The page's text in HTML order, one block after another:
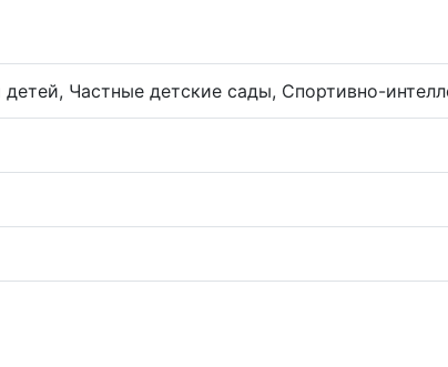
Частные детские сады, Спортивно-